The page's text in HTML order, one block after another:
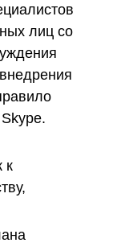
лиц со
к